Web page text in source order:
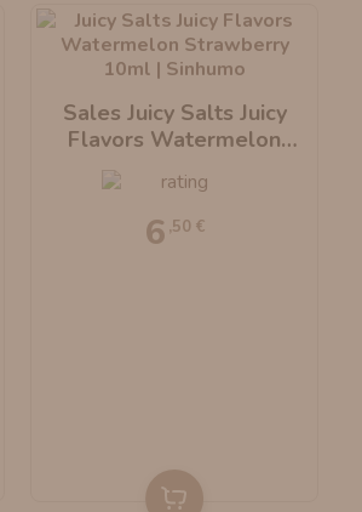
Sales Juicy Salts Juicy
Flavors Watermelon
6 ,50 €